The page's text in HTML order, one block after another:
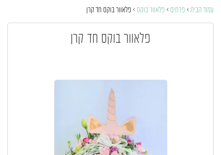
עמוד הבית > פרחים > פלאוור בוקס > פלאוור בוקס חד קרן
פלאוור בוקס חד קרן